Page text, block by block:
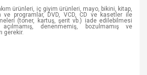
ürünleri, iç giyim ürünleri, mayo, bikini, kitap,
ve programlar, DVD, VCD, CD ve kasetler ile
(toner, kartuş, şerit vb.) iade edilebilmesi
denenmemiş, bozulmamış ve
gerekir.